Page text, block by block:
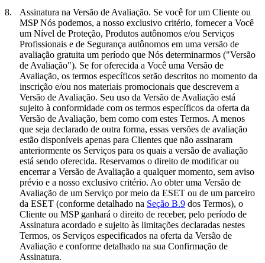
8.
Assinatura na Versão de Avaliação. Se você for um Cliente ou
MSP Nós podemos, a nosso exclusivo critério, fornecer a Você
um Nível de Proteção, Produtos autônomos e/ou Serviços
Profissionais e de Segurança autônomos em uma versão de
avaliação gratuita um período que Nós determinarmos ("Versão
de Avaliação"). Se for oferecida a Você uma Versão de
Avaliação, os termos específicos serão descritos no momento da
inscrição e/ou nos materiais promocionais que descrevem a
Versão de Avaliação. Seu uso da Versão de Avaliação está
sujeito à conformidade com os termos específicos da oferta da
Versão de Avaliação, bem como com estes Termos. A menos
que seja declarado de outra forma, essas versões de avaliação
estão disponíveis apenas para Clientes que não assinaram
anteriormente os Serviços para os quais a versão de avaliação
está sendo oferecida. Reservamos o direito de modificar ou
encerrar a Versão de Avaliação a qualquer momento, sem aviso
prévio e a nosso exclusivo critério. Ao obter uma Versão de
Avaliação de um Serviço por meio da ESET ou de um parceiro
da ESET (conforme detalhado na Seção B.9 dos Termos), o
Cliente ou MSP ganhará o direito de receber, pelo período de
Assinatura acordado e sujeito às limitações declaradas nestes
Termos, os Serviços especificados na oferta da Versão de
Avaliação e conforme detalhado na sua Confirmação de
Assinatura.